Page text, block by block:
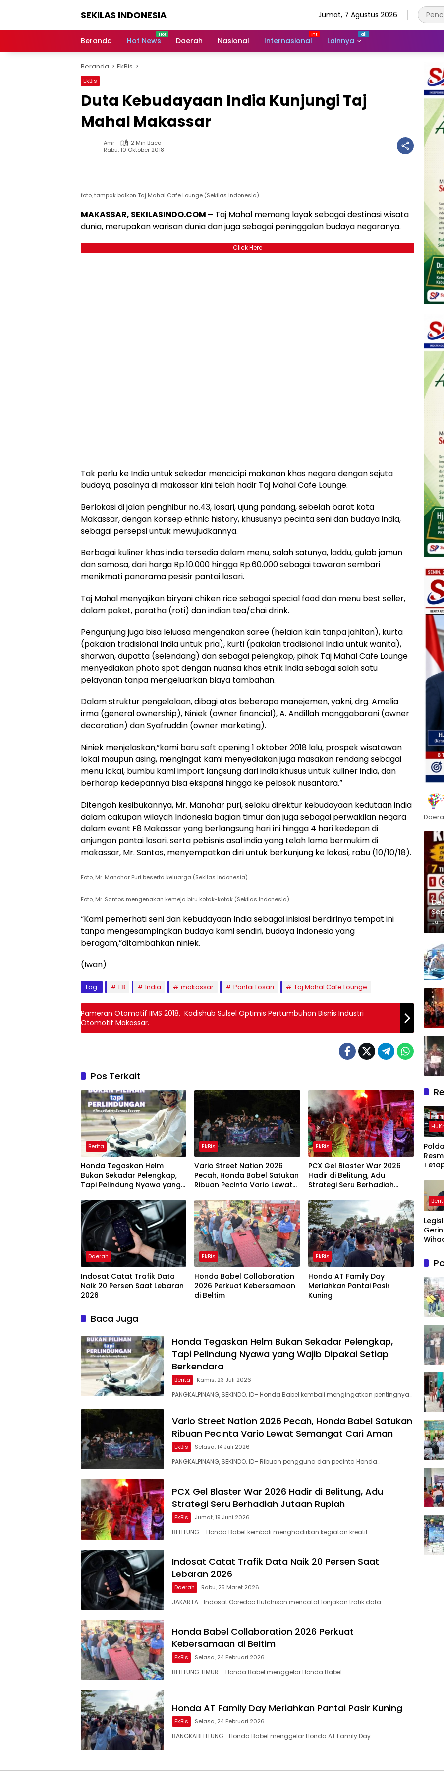
SEKILAS INDONESIA
Terkini,
Latest
World,
Headlines,
News
Jumat, 7 Agustus 2026
Beranda Hot News Daerah Nasional Internasional Lainnya
Beranda EkBis
EkBis
Duta Kebudayaan India Kunjungi Taj
Mahal Makassar
Amr
2 Min Baca
Rabu, 10 Oktober 2018
foto, tampak balkon Taj Mahal Cafe Lounge (Sekilas Indonesia)
MAKASSAR, SEKILASINDO.COM – Taj Mahal memang layak sebagai destinasi wisata
dunia, merupakan warisan dunia dan juga sebagai peninggalan budaya negaranya.
Click Here
Tak perlu ke India untuk sekedar mencicipi makanan khas negara dengan sejuta
budaya, pasalnya di makassar kini telah hadir Taj Mahal Cafe Lounge.
Berlokasi di jalan penghibur no.43, losari, ujung pandang, sebelah barat kota
Makassar, dengan konsep ethnic history, khususnya pecinta seni dan budaya india,
sebagai persepsi untuk mewujudkannya.
Berbagai kuliner khas india tersedia dalam menu, salah satunya, laddu, gulab jamun
dan samosa, dari harga Rp.10.000 hingga Rp.60.000 sebagai tawaran sembari
menikmati panorama pesisir pantai losari.
Taj Mahal menyajikan biryani chiken rice sebagai special food dan menu best seller,
dalam paket, paratha (roti) dan indian tea/chai drink.
Pengunjung juga bisa leluasa mengenakan saree (helaian kain tanpa jahitan), kurta
(pakaian tradisional India untuk pria), kurti (pakaian tradisional India untuk wanita),
sharwan, dupatta (selendang) dan sebagai pelengkap, pihak Taj Mahal Cafe Lounge
menyediakan photo spot dengan nuansa khas etnik India sebagai salah satu
pelayanan tanpa mengeluarkan biaya tambahan.
Dalam struktur pengelolaan, dibagi atas beberapa manejemen, yakni, drg. Amelia
irma (general ownership), Niniek (owner financial), A. Andillah manggabarani (owner
decoration) dan Syafruddin (owner marketing).
Niniek menjelaskan,”kami baru soft opening 1 oktober 2018 lalu, prospek wisatawan
lokal maupun asing, mengingat kami menyediakan juga masakan rendang sebagai
menu lokal, bumbu kami import langsung dari india khusus untuk kuliner india, dan
berharap kedepannya bisa ekspansi hingga ke pelosok nusantara.”
Ditengah kesibukannya, Mr. Manohar puri, selaku direktur kebudayaan kedutaan india
dalam cakupan wilayah Indonesia bagian timur dan juga sebagai perwakilan negara
dalam event F8 Makassar yang berlangsung hari ini hingga 4 hari kedepan di
anjungan pantai losari, serta pebisnis asal india yang telah lama bermukim di
makassar, Mr. Santos, menyempatkan diri untuk berkunjung ke lokasi, rabu (10/10/18).
Foto, Mr. Manohar Puri beserta keluarga (Sekilas Indonesia)
Foto, Mr. Santos mengenakan kemeja biru kotak-kotak (Sekilas Indonesia)
“Kami pemerhati seni dan kebudayaan India sebagai inisiasi berdirinya tempat ini
tanpa mengesampingkan budaya kami sendiri, budaya Indonesia yang
beragam,”ditambahkan niniek.
(Iwan)
Tag: F8 India makassar Pantai Losari Taj Mahal Cafe Lounge
Pameran Otomotif IIMS 2018, Kadishub Sulsel Optimis Pertumbuhan Bisnis Industri
Otomotif Makassar.
Pos Terkait
Berita
Honda Tegaskan Helm
Bukan Sekadar Pelengkap,
Tapi Pelindung Nyawa yang
Berkendara
EkBis
Vario Street Nation 2026
Pecah, Honda Babel Satukan
Ribuan Pecinta Vario Lewat
EkBis
PCX Gel Blaster War 2026
Hadir di Belitung, Adu
Strategi Seru Berhadiah
Daerah
Indosat Catat Trafik Data
Naik 20 Persen Saat Lebaran
2026
EkBis
Honda Babel Collaboration
2026 Perkuat Kebersamaan
di Beltim
EkBis
Honda AT Family Day
Meriahkan Pantai Pasir
Kuning
Baca Juga
Honda Tegaskan Helm Bukan Sekadar Pelengkap,
Tapi Pelindung Nyawa yang Wajib Dipakai Setiap
Berkendara
Berita Kamis, 23 Juli 2026
PANGKALPINANG, SEKINDO. ID– Honda Babel kembali mengingatkan pentingnya…
Vario Street Nation 2026 Pecah, Honda Babel Satukan
Ribuan Pecinta Vario Lewat Semangat Cari Aman
EkBis Selasa, 14 Juli 2026
PANGKALPINANG, SEKINDO. ID– Ribuan pengguna dan pecinta Honda…
PCX Gel Blaster War 2026 Hadir di Belitung, Adu
Strategi Seru Berhadiah Jutaan Rupiah
EkBis Jumat, 19 Juni 2026
BELITUNG – Honda Babel kembali menghadirkan kegiatan kreatif…
Indosat Catat Trafik Data Naik 20 Persen Saat
Lebaran 2026
Daerah Rabu, 25 Maret 2026
JAKARTA– Indosat Ooredoo Hutchison mencatat lonjakan trafik data…
Honda Babel Collaboration 2026 Perkuat
Kebersamaan di Beltim
EkBis Selasa, 24 Februari 2026
BELITUNG TIMUR – Honda Babel menggelar Honda Babel…
Honda AT Family Day Meriahkan Pantai Pasir Kuning
EkBis Selasa, 24 Februari 2026
BANGKABELITUNG– Honda Babel menggelar Honda AT Family Day…
Ton
Di
Awasi
agar